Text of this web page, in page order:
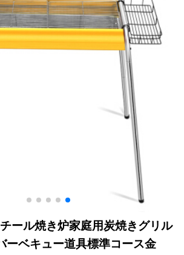
ール焼き炉家庭用炭焼きグリル
ーベキュー道具標準コース金